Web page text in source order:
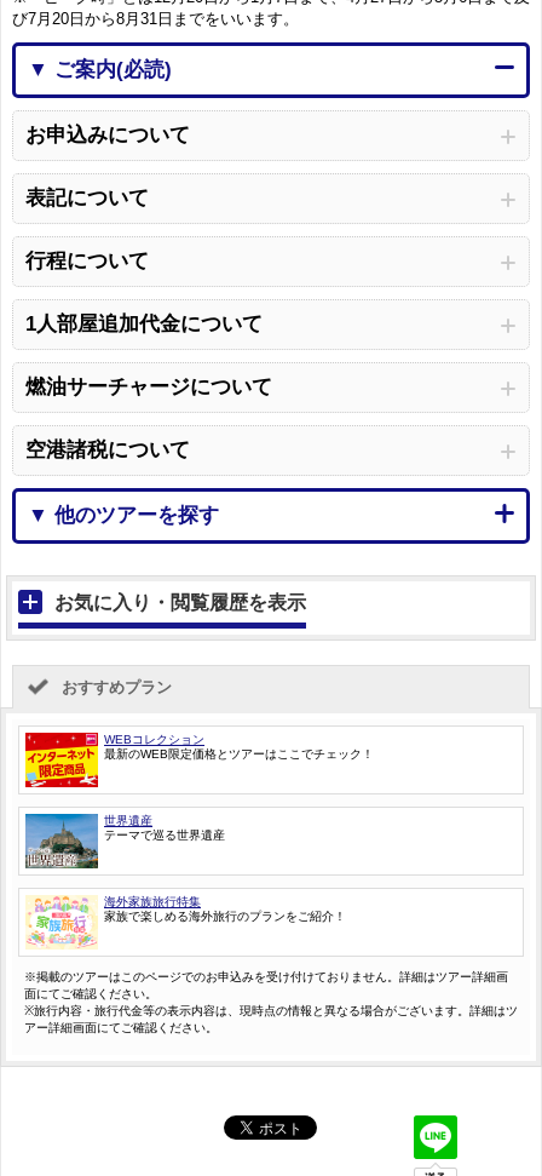
び7月20日から8月31日までをいいます。
▼ ご案内(必読)
お申込みについて
表記について
行程について
1人部屋追加代金について
燃油サーチャージについて
空港諸税について
▼ 他のツアーを探す
お気に入り・閲覧履歴を表示
おすすめプラン
WEBコレクション
最新のWEB限定価格とツアーはここでチェック！
世界遺産
テーマで巡る世界遺産
海外家族旅行特集
家族で楽しめる海外旅行のプランをご紹介！
※掲載のツアーはこのページでのお申込みを受け付けておりません。詳細はツアー詳細画
面にてご確認ください。
※旅行内容・旅行代金等の表示内容は、現時点の情報と異なる場合がございます。詳細はツ
アー詳細画面にてご確認ください。